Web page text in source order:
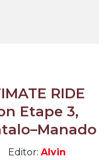
RIDE
Etape 3,
Editor:Alvin